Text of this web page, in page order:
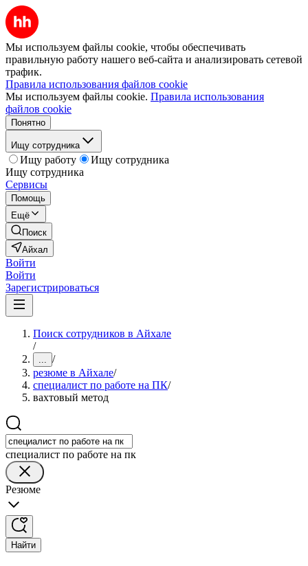
Мы используем файлы cookie, чтобы обеспечивать
правильную работу нашего веб-сайта и анализировать сетевой
трафик.
Правила использования файлов cookie
Мы используем файлы cookie. Правила использования
файлов cookie
Понятно
Ищу сотрудника
Ищу работу
Ищу сотрудника
Ищу сотрудника
Сервисы
Помощь
Ещё
Поиск
Айхал
Войти
Войти
Зарегистрироваться
Поиск сотрудников в Айхале
/
... /
резюме в Айхале/
специалист по работе на ПК/
вахтовый метод
специалист по работе на пк
Резюме
Найти